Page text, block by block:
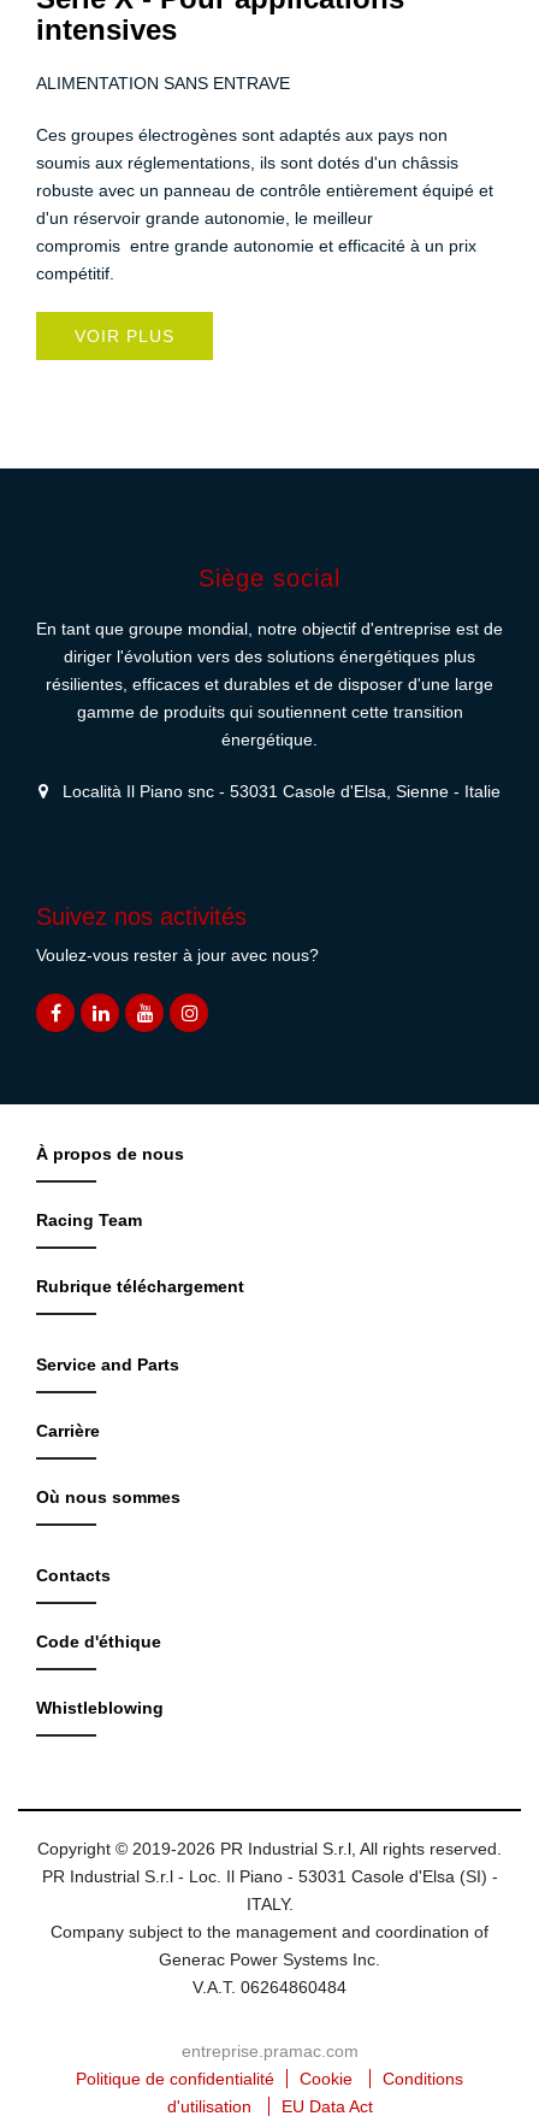
intensives
ALIMENTATION SANS ENTRAVE
Ces groupes électrogènes sont adaptés aux pays non
soumis aux réglementations, ils sont dotés d'un châssis
robuste avec un panneau de contrôle entièrement équipé et
d'un réservoir grande autonomie, le meilleur
compromis entre grande autonomie et efficacité à un prix
compétitif.
VOIR PLUS
Siège social
En tant que groupe mondial, notre objectif d'entreprise est de
diriger l'évolution vers des solutions énergétiques plus
résilientes, efficaces et durables et de disposer d'une large
gamme de produits qui soutiennent cette transition
énergétique.
Località Il Piano snc - 53031 Casole d'Elsa, Sienne - Italie
Suivez nos activités
Voulez-vous rester à jour avec nous?
À propos de nous
Racing Team
Rubrique téléchargement
Service and Parts
Carrière
Où nous sommes
Contacts
Code d'éthique
Whistleblowing
Copyright © 2019-2026 PR Industrial S.r.l, All rights reserved.
PR Industrial S.r.l - Loc. Il Piano - 53031 Casole d'Elsa (SI) -
ITALY.
Company subject to the management and coordination of
Generac Power Systems Inc.
V.A.T. 06264860484
entreprise.pramac.com
Politique de confidentialité
Cookie
Conditions
d'utilisation
EU Data Act